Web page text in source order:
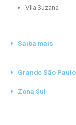
Vila Suzana
Saiba mais
Grande São Paulo
Zona Sul